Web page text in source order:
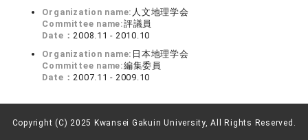
Organization name: 人文地理学会
Committee name:評議員
Date：2008.11 - 2010.10
Organization name: 日本地理学会
Committee name:編集委員
Date：2007.11 - 2009.10
Copyright (C) 2025 Kwansei Gakuin University, All Rights Reserved.